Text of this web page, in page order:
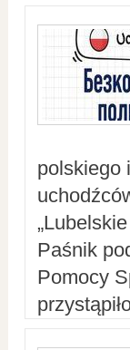
polskiego
Paśnik
Pomocy